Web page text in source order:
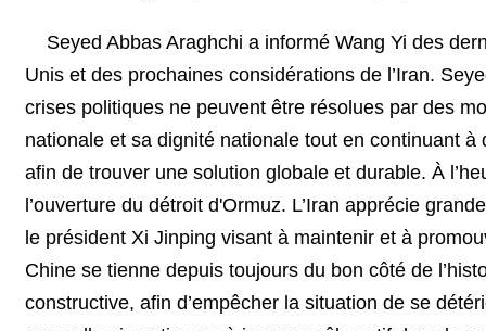
Seyed Abbas Araghchi a informé Wang Yi des
Unis et des prochaines considérations de l’Iran.
crises politiques ne peuvent être résolues par des
nationale et sa dignité nationale tout en continuant
afin de trouver une solution globale et durable. À
l’ouverture du détroit d'Ormuz. L’Iran apprécie
le président Xi Jinping visant à maintenir et à
Chine se tienne depuis toujours du bon côté de
constructive, afin d’empêcher la situation de se